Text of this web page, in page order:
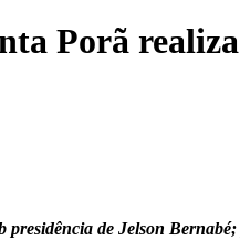
Porã
presidência de Jelson